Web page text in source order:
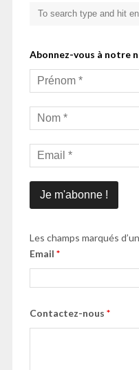
Abonnez-vous à notre
Les champs marqués d’un
Email *
Contactez-nous *